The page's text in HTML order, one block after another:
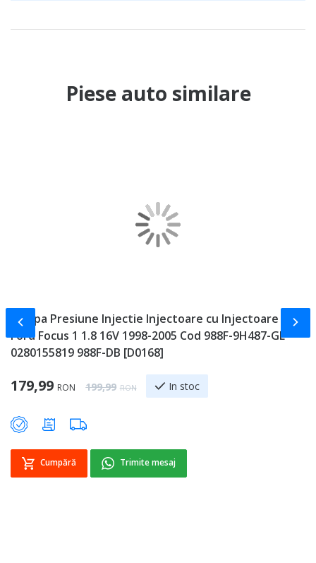
Piese auto similare
Rampa Presiune Injectie Injectoare cu Injectoare
Ford Focus 1 1.8 16V 1998-2005 Cod 988F-9H487-GE
0280155819 988F-DB [D0168]
Special Price
179,99 RON Regular Price
199,99 RON In stoc
Cumpără Trimite mesaj
Slide-ul anterior